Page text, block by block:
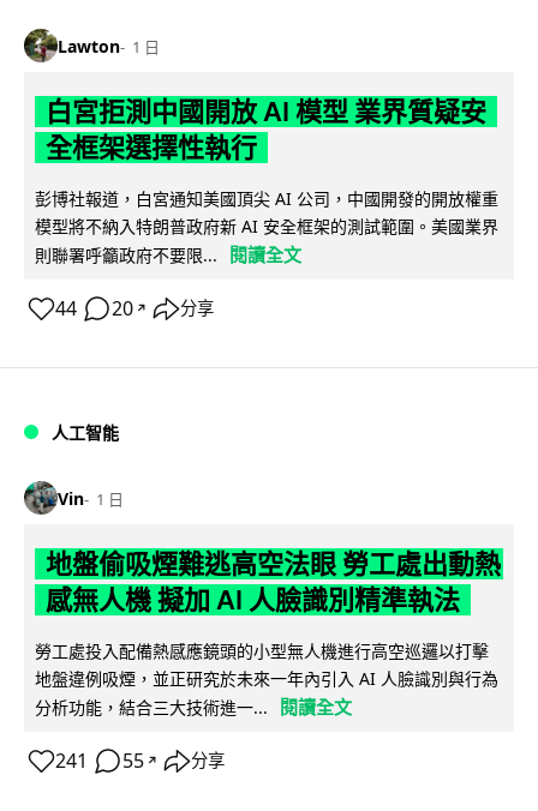
Lawton 1 日
白宮拒測中國開放 AI 模型 業界質疑安
全框架選擇性執行
彭博社報道，白宮通知美國頂尖 AI 公司，中國開發的開放權重
模型將不納入特朗普政府新 AI 安全框架的測試範圍。美國業界
則聯署呼籲政府不要限...
閱讀全文
44 20 ↗ 分享
人工智能
Vin 1 日
地盤偷吸煙難逃高空法眼 勞工處出動熱
感無人機 擬加 AI 人臉識別精準執法
勞工處投入配備熱感應鏡頭的小型無人機進行高空巡邏以打擊
地盤違例吸煙，並正研究於未來一年內引入 AI 人臉識別與行為
分析功能，結合三大技術進一...
閱讀全文
241 55 ↗ 分享